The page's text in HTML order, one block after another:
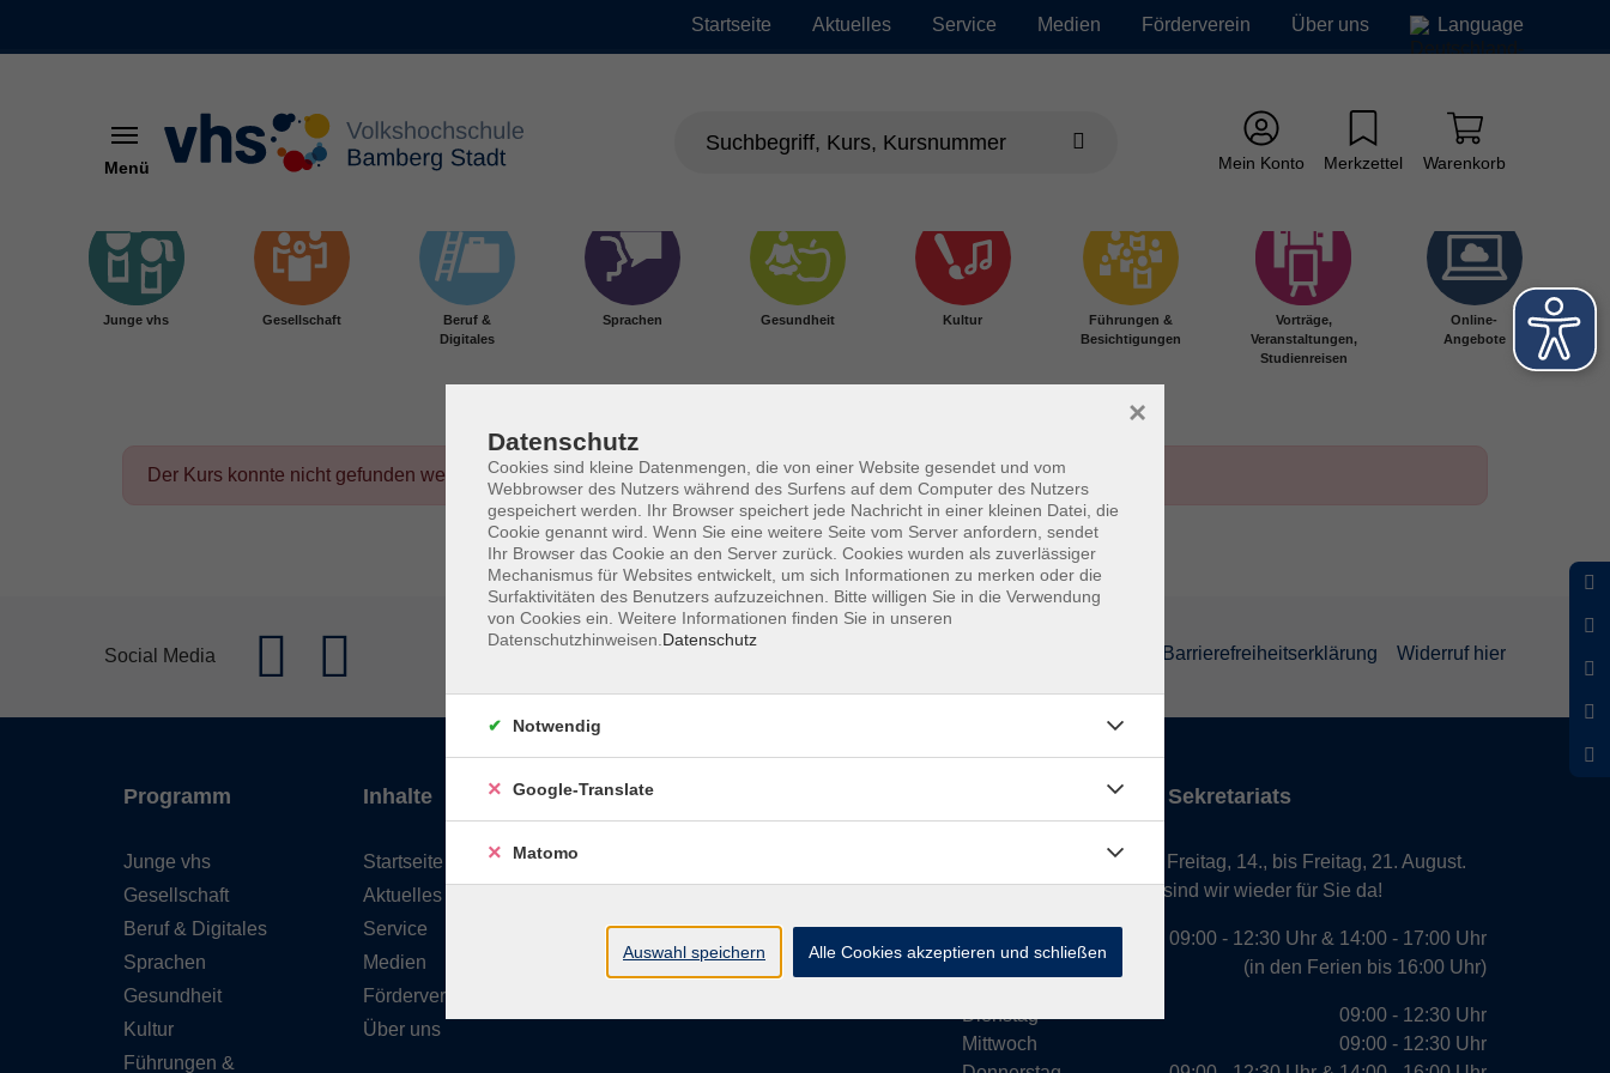
Startseite Aktuelles Service Medien Förderverein Über uns Language
Menü Mein Konto Merkzettel Warenkorb
Junge vhs Gesellschaft
Beruf &
Digitales
Sprachen Gesundheit Kultur
Führungen &
Besichtigungen
Vorträge,
Veranstaltungen,
Studienreisen
Online-
Angebote
Der Kurs konnte nicht gefunden werden.
Social Media Barrierefreiheitserklärung Widerruf hier
Programm
Junge vhs
Gesellschaft
Beruf & Digitales
Sprachen
Gesundheit
Kultur
Führungen &
Inhalte
Startseite
Aktuelles
Service
Medien
Förderverein
Über uns
vhs Bamberg Stadt
96052 Bamberg
Öffnungszeiten des Sekretariats
Wir machen Urlaub von Freitag, 14., bis Freitag, 21. August.
Ab Montag, 24. August, sind wir wieder für Sie da!
Dienstag
Mittwoch
09:00 - 12:30 Uhr & 14:00 - 17:00 Uhr
(in den Ferien bis 16:00 Uhr)
09:00 - 12:30 Uhr
09:00 - 12:30 Uhr
Datenschutz
Cookies sind kleine Datenmengen, die von einer Website gesendet und vom
Webbrowser des Nutzers während des Surfens auf dem Computer des Nutzers
gespeichert werden. Ihr Browser speichert jede Nachricht in einer kleinen Datei, die
Cookie genannt wird. Wenn Sie eine weitere Seite vom Server anfordern, sendet
Ihr Browser das Cookie an den Server zurück. Cookies wurden als zuverlässiger
Mechanismus für Websites entwickelt, um sich Informationen zu merken oder die
Surfaktivitäten des Benutzers aufzuzeichnen. Bitte willigen Sie in die Verwendung
von Cookies ein. Weitere Informationen finden Sie in unseren
Datenschutzhinweisen. Datenschutz
×
Notwendig
Google-Translate
Matomo
Auswahl speichern Alle Cookies akzeptieren und schließen